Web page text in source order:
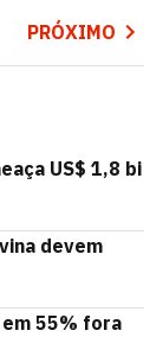
PRÓXIMO
US$ 1,8 bi
devem
55% fora